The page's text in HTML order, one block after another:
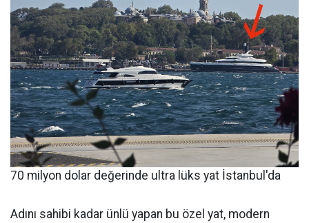
70 milyon dolar değerinde ultra lüks yat İstanbul'da
Adını sahibi kadar ünlü yapan bu özel yat, modern